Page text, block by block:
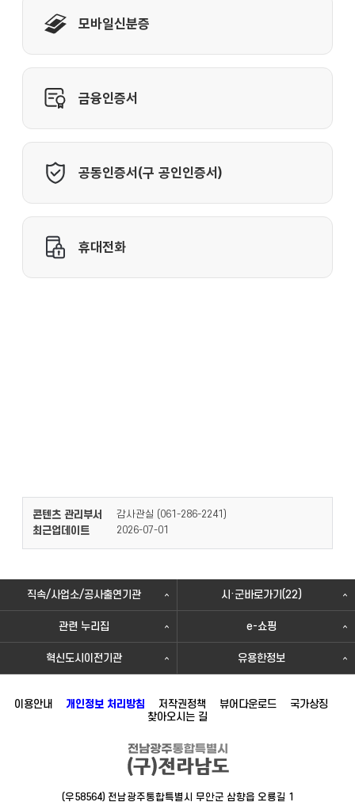
콘텐츠 관리부서 감사관실 (061-286-2241 )
최근업데이트 2026-07-01
직속/사업소/공사출연기관 시·군바로가기(22)
관련 누리집 e-쇼핑
혁신도시이전기관 유용한정보
이용안내 개인정보 처리방침 저작권정책 뷰어다운로드
국가상징
찾아오시는 길
(우58564) 전남광주통합특별시 무안군 삼향읍 오룡길 1